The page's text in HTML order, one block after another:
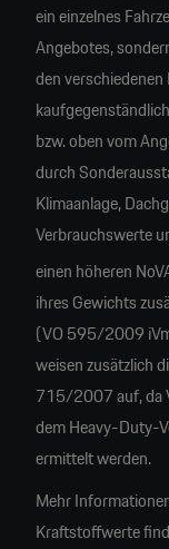
ein einzelnes
Angebotes,
den
bzw. oben vom
durch
Klimaanlage,
Verbrauchswerte
einen höheren
ihres Gewichts
(VO 595/2009
weisen zusätzlich
715/2007 auf, da
dem Heavy-Duty-
ermittelt werden.
Mehr
Kraftstoffwerte